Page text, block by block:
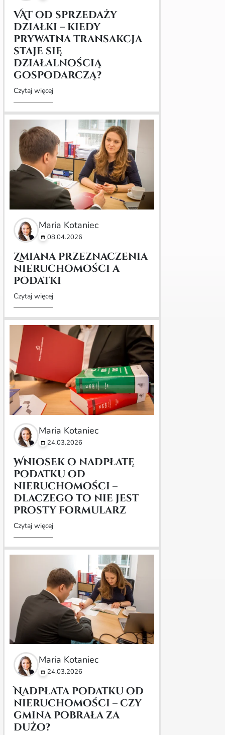
VAT od sprzedaży
działki – kiedy
prywatna transakcja
staje się
działalnością
gospodarczą?
Czytaj więcej
Maria Kotaniec
08.04.2026
Zmiana przeznaczenia
nieruchomości a
podatki
Czytaj więcej
Maria Kotaniec
24.03.2026
Wniosek o nadpłatę
podatku od
nieruchomości –
dlaczego to nie jest
prosty formularz
Czytaj więcej
Maria Kotaniec
24.03.2026
Nadpłata podatku od
nieruchomości – czy
gmina pobrała za
dużo?